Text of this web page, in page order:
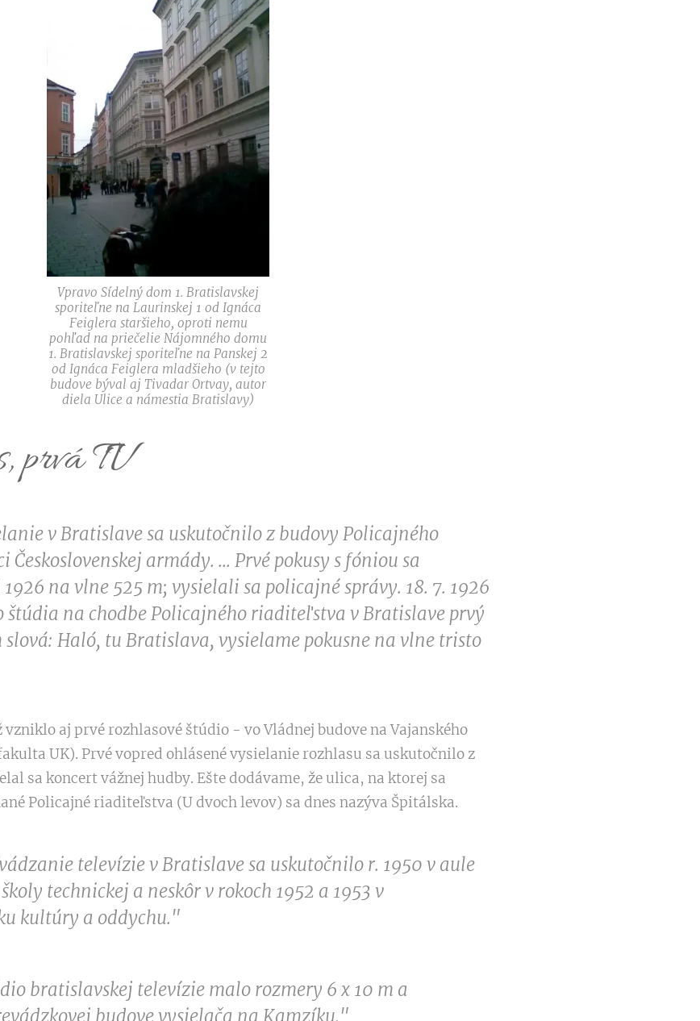
Vpravo Sídelný dom 1. Bratislavskej
sporiteľne na Laurinskej 1 od Ignáca
Feiglera staršieho, oproti nemu
pohľad na priečelie Nájomného domu
1. Bratislavskej sporiteľne na Panskej 2
od Ignáca Feiglera mladšieho (v tejto
budove býval aj Tivadar Ortvay, autor
diela Ulice a námestia Bratislavy)
prvá TV
v Bratislave sa uskutočnilo z budovy Policajného
armády. ... Prvé pokusy s fóniou sa
na vlne 525 m; vysielali sa policajné správy. 18. 7. 1926
štúdia na chodbe Policajného riaditeľstva v Bratislave prvý
Haló, tu Bratislava, vysielame pokusne na vlne tristo
aj prvé rozhlasové štúdio - vo Vládnej budove na Vajanského
UK). Prvé vopred ohlásené vysielanie rozhlasu sa uskutočnilo z
sa koncert vážnej hudby. Ešte dodávame, že ulica, na ktorej sa
Policajné riaditeľstva (U dvoch levov) sa dnes nazýva Špitálska.
televízie v Bratislave sa uskutočnilo r. 1950 v aule
technickej a neskôr v rokoch 1952 a 1953 v
kultúry a oddychu."
bratislavskej televízie malo rozmery 6 x 10 m a
budove vysielača na Kamzíku."